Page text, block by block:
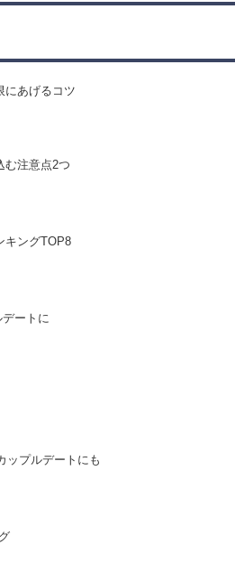
にあげるコツ
む注意点2つ
キングTOP8
ートに
ップルデートにも